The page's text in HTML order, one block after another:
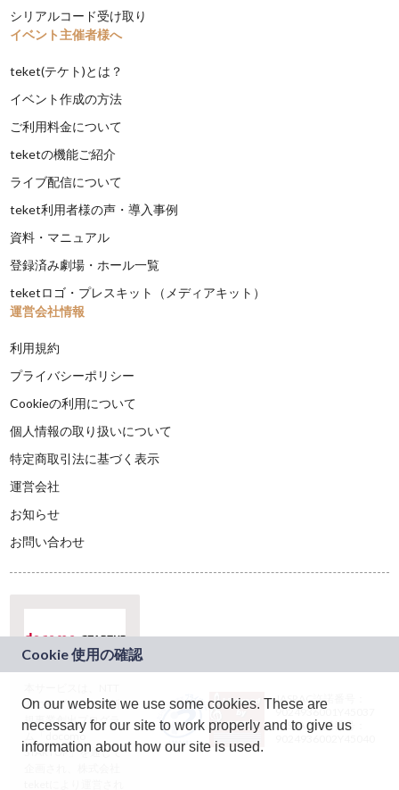
シリアルコード受け取り
イベント主催者様へ
teket(テケト)とは？
イベント作成の方法
ご利用料金について
teketの機能ご紹介
ライブ配信について
teket利用者様の声・導入事例
資料・マニュアル
登録済み劇場・ホール一覧
teketロゴ・プレスキット（メディアキット）
運営会社情報
利用規約
プライバシーポリシー
Cookieの利用について
個人情報の取り扱いについて
特定商取引法に基づく表示
運営会社
お知らせ
お問い合わせ
ドコモグループの新
規事業創出プログラ
ム「docomo
STARTUP」を通じて
JASRAC許諾番号：
9024936001Y45037
JASRAC許諾番号：
On our website we use some cookies. These are
necessary for our site to work properly and to give us
information about how our site is used.